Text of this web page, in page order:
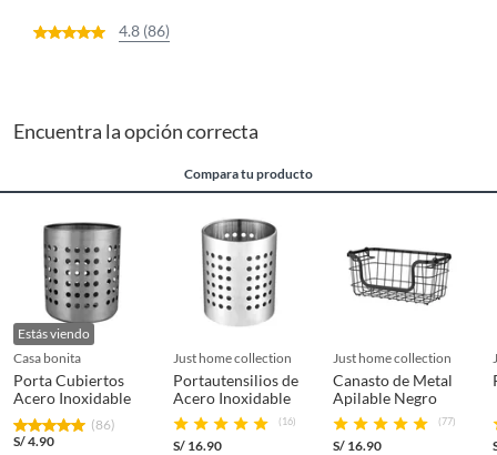
4.8 (86)
Encuentra la opción correcta
Compara tu producto
Estás viendo
casa bonita
Porta Cubiertos
Acero Inoxidable
(86)
S/4.90
just home collection
Portautensilios de
Acero Inoxidable
(16)
S/ 16.90
just home collection
Canasto de Metal
Apilable Negro
(77)
S/ 16.90